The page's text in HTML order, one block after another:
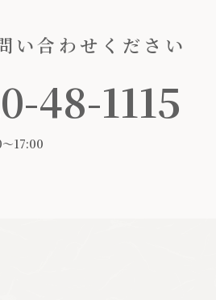
い合わせください
48-1115
17:00